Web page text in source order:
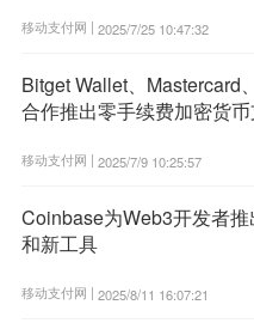
移动支付网 | 2025/7/25 10:47:32
Bitget Wallet、Mastercard
合作推出零手续费加密货
移动支付网 | 2025/7/9 10:25:57
Coinbase为Web3开发者
和新工具
移动支付网 | 2025/8/11 16:07:21